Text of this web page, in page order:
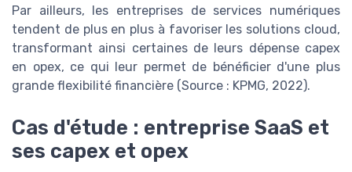
Par ailleurs, les entreprises de services numériques
tendent de plus en plus à favoriser les solutions cloud,
transformant ainsi certaines de leurs dépense capex
en opex, ce qui leur permet de bénéficier d'une plus
grande flexibilité financière (Source : KPMG, 2022).
Cas d'étude : entreprise SaaS et
ses capex et opex